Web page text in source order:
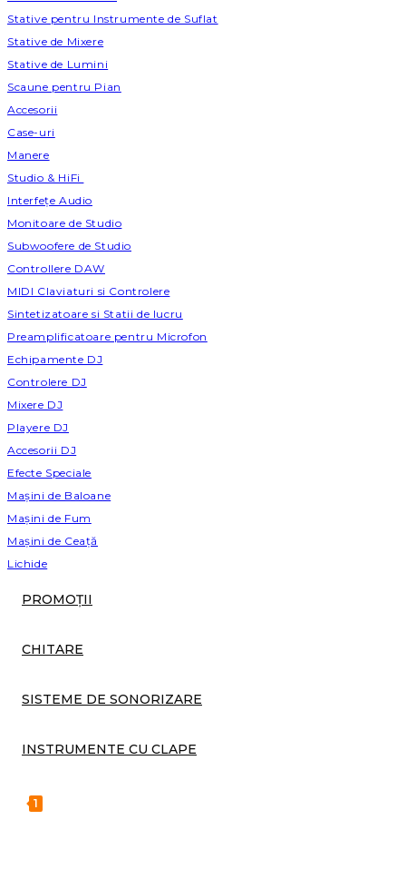
Stative pentru Instrumente de Suflat
Stative de Mixere
Stative de Lumini
Scaune pentru Pian
Accesorii
Case-uri
Manere
Studio & HiFi
Interfețe Audio
Monitoare de Studio
Subwoofere de Studio
Controllere DAW
MIDI Claviaturi si Controlere
Sintetizatoare si Statii de lucru
Preamplificatoare pentru Microfon
Echipamente DJ
Controlere DJ
Mixere DJ
Playere DJ
Accesorii DJ
Efecte Speciale
Mașini de Baloane
Mașini de Fum
Mașini de Ceață
Lichide
PROMOȚII
CHITARE
SISTEME DE SONORIZARE
INSTRUMENTE CU CLAPE
1